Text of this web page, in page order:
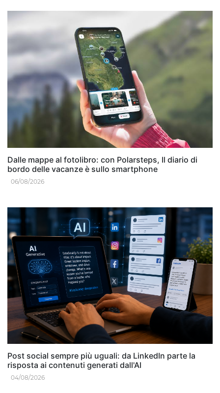
Dalle mappe al fotolibro: con Polarsteps, Il diario di
bordo delle vacanze è sullo smartphone
06/08/2026
Post social sempre più uguali: da LinkedIn parte la
risposta ai contenuti generati dall'AI
04/08/2026